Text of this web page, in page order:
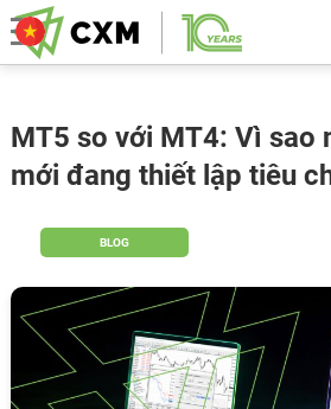
MT5 so với MT4: Vì sao
mới đang thiết lập tiêu
BLOG